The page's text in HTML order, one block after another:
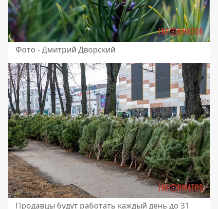
Фото - Дмитрий Дворский
Продавцы будут работать каждый день до 31